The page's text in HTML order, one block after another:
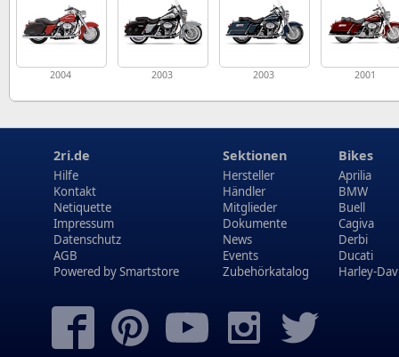
2004 2003 2003 2001
2ri.de
Hilfe
Kontakt
Netiquette
Impressum
Datenschutz
AGB
Powered bySmartstore
Sektionen
Hersteller
Händler
Mitglieder
Dokumente
News
Events
Zubehörkatalog
Bikes
Aprilia
BMW
Buell
Cagiva
Derbi
Ducati
Harley-